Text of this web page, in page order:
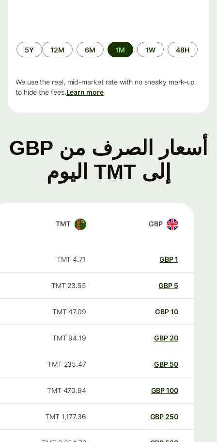
الفترة
الزمنية
48H
1W
1M
6M
12M
5Y
We use the real, mid-market rate with no sneaky mark-up
to hide the fees.Learn more
أسعار الصرف من GBP
إلى TMT اليوم
GBP
TMT
GBP
4.71
TMT
GBP
23.55
TMT
GBP
47.09
TMT
20
GBP
94.19
TMT
50
GBP
235.47
TMT
100
GBP
470.94
TMT
250
GBP
1,177.36
TMT